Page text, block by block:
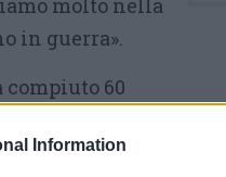
Information
molto nella
in guerra».
compiuto 60
autobus
per la